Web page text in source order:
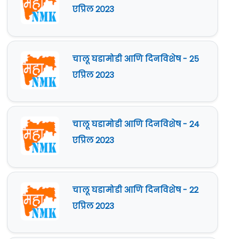
एप्रिल 2023
चालू घडामोडी आणि दिनविशेष - 25
एप्रिल 2023
चालू घडामोडी आणि दिनविशेष - 24
एप्रिल 2023
चालू घडामोडी आणि दिनविशेष - 22
एप्रिल 2023